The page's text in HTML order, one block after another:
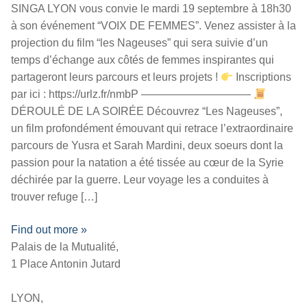
SINGA LYON vous convie le mardi 19 septembre à 18h30
à son événement “VOIX DE FEMMES”. Venez assister à la
projection du film “les Nageuses” qui sera suivie d’un
temps d’échange aux côtés de femmes inspirantes qui
partageront leurs parcours et leurs projets !
Inscriptions
par ici : https://urlz.fr/nmbP ——————————
DÉROULÉ DE LA SOIRÉE Découvrez “Les Nageuses”,
un film profondément émouvant qui retrace l’extraordinaire
parcours de Yusra et Sarah Mardini, deux soeurs dont la
passion pour la natation a été tissée au cœur de la Syrie
déchirée par la guerre. Leur voyage les a conduites à
trouver refuge […]
Find out more »
Palais de la Mutualité,
1 Place Antonin Jutard
LYON,